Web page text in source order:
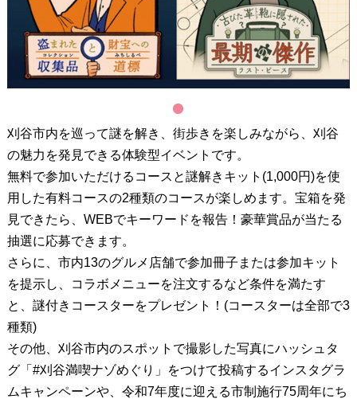
刈谷市内を巡って謎を解き、街歩きを楽しみながら、刈谷
の魅力を発見できる体験型イベントです。
無料で参加いただけるコースと謎解きキット(1,000円)を使
用した有料コースの2種類のコースが楽しめます。宝箱を発
見できたら、WEBでキーワードを報告！豪華賞品が当たる
抽選に応募できます。
さらに、市内13のグルメ店舗で参加冊子または参加キット
を提示し、コラボメニューを注文するなど条件を満たす
と、謎付きコースターをプレゼント！(コースターは全部で3
種類)
その他、刈谷市内のスポットで撮影した写真にハッシュタ
グ「#刈谷満喫ナゾめぐり」をつけて投稿するインスタグラ
ムキャンペーンや、令和7年度に迎える市制施行75周年にち